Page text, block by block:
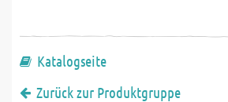
Katalogseite
Zurück zur Produktgruppe